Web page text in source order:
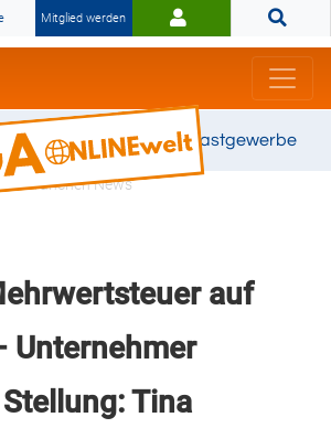
Mitglied werden
stark für das Gastgewerbe
Branchen News
auf
Unternehmer
Tina